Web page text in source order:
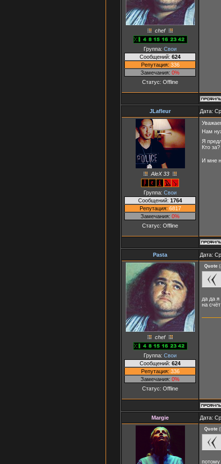
chef
Группа: Свои
Сообщений: 624
Репутация: 336
Замечания: 0%
Статус: Offline
JLafleur Дата:
AleX 33
Группа: Свои
Сообщений: 1764
Репутация: 6817
Замечания: 0%
Статус: Offline
Нам
Я
Кто за?
И мне
Pasta Дата:
chef
Группа: Свои
Сообщений: 624
Репутация: 336
Замечания: 0%
Статус: Offline
Quote (
да да я
на
Margie Дата:
Quote (
потому